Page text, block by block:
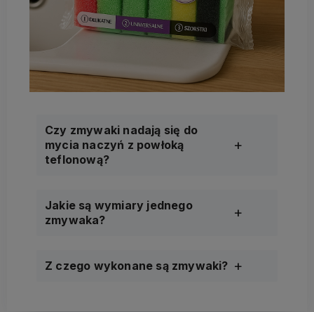
Czy zmywaki nadają się do
mycia naczyń z powłoką
teflonową?
Jakie są wymiary jednego
zmywaka?
Z czego wykonane są zmywaki?